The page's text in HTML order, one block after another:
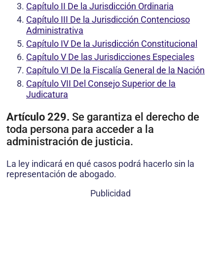
Capítulo II De la Jurisdicción Ordinaria
Capítulo III De la Jurisdicción Contencioso
Administrativa
Capítulo IV De la Jurisdicción Constitucional
Capítulo V De las Jurisdicciones Especiales
Capítulo VI De la Fiscalía General de la Nación
Capítulo VII Del Consejo Superior de la
Judicatura
Artículo 229. Se garantiza el derecho de
toda persona para acceder a la
administración de justicia.
La ley indicará en qué casos podrá hacerlo sin la
representación de abogado.
Publicidad